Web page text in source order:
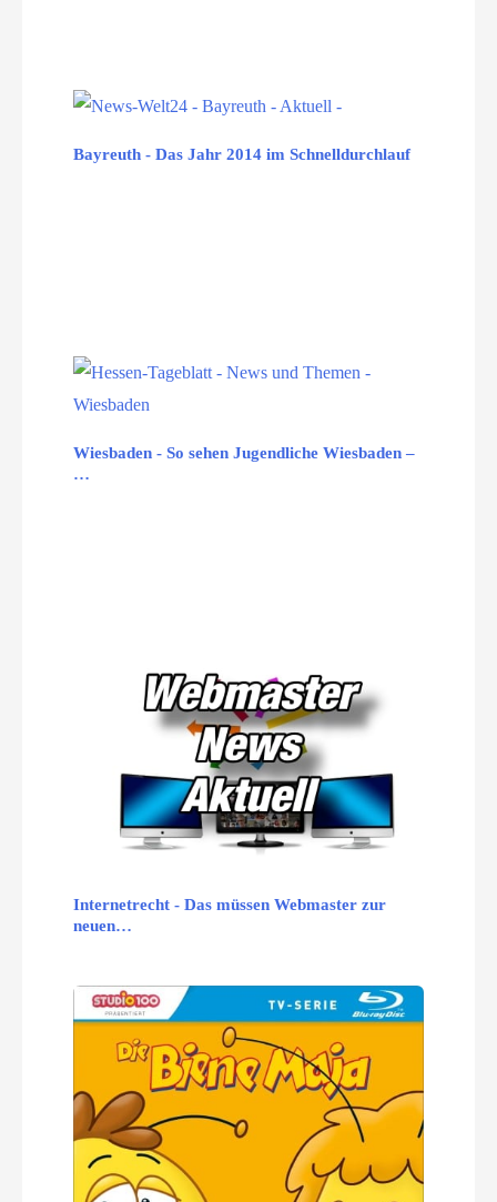
Bayreuth - Das Jahr 2014 im Schnelldurchlauf
Wiesbaden - So sehen Jugendliche Wiesbaden –
…
Internetrecht - Das müssen Webmaster zur
neuen…